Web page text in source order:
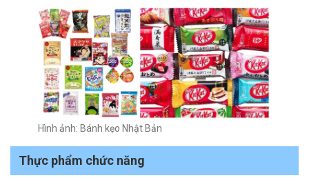
Hình ảnh: Bánh kẹo Nhật Bản
Thực phẩm chức năng